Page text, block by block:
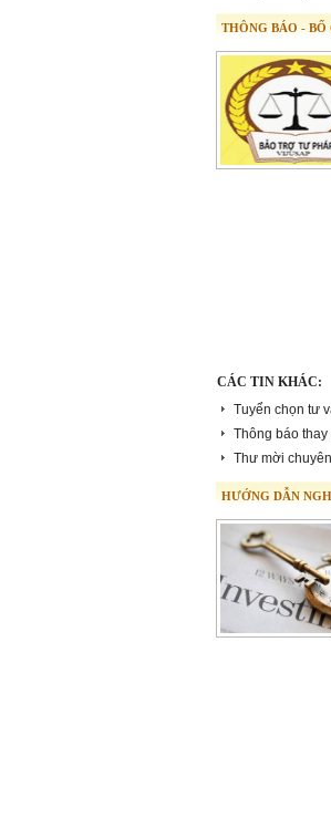
THÔNG BÁO - BỐ
CÁC TIN KHÁC:
Tuyển chọn tư
Thông báo
Thư mời
HƯỚNG DẪN